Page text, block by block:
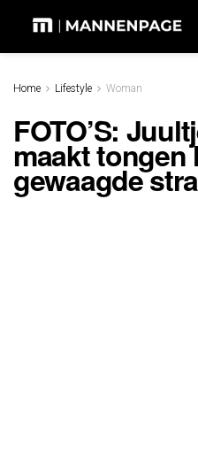
Home Lifestyle Woman
FOTO’S:
maakt tongen
gewaagde